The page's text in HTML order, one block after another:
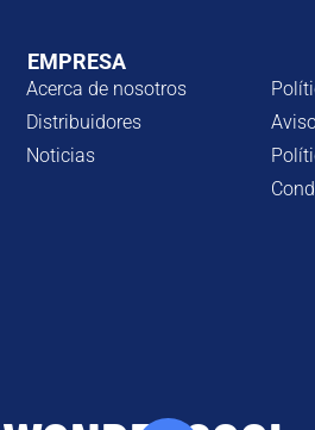
EMPRESA
Acerca de nosotros
Distribuidores
Noticias